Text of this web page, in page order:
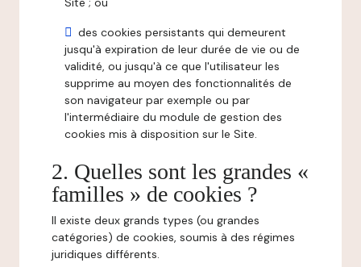
des cookies persistants qui demeurent
jusqu'à expiration de leur durée de vie ou de
validité, ou jusqu'à ce que l'utilisateur les
supprime au moyen des fonctionnalités de
son navigateur par exemple ou par
l'intermédiaire du module de gestion des
cookies mis à disposition sur le Site.
2. Quelles sont les grandes «
familles » de cookies ?
Il existe deux grands types (ou grandes
catégories) de cookies, soumis à des régimes
juridiques différents.